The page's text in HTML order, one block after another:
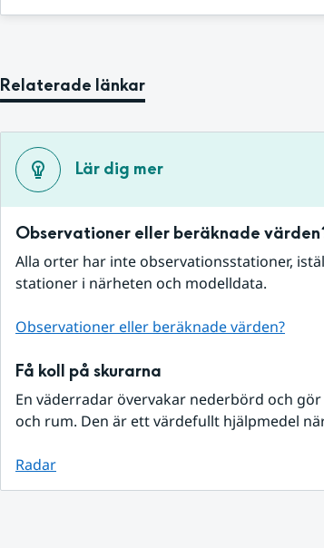
Relaterade länkar
Lär dig mer
Observationer eller beräknade
Alla orter har inte observationsstationer,
stationer i närheten och modelldata.
Observationer eller beräknade värden?
Få koll på skurarna
En väderradar övervakar nederbörd och
och rum. Den är ett värdefullt hjälpmedel
Radar